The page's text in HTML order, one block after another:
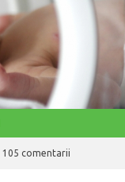
105 comentarii